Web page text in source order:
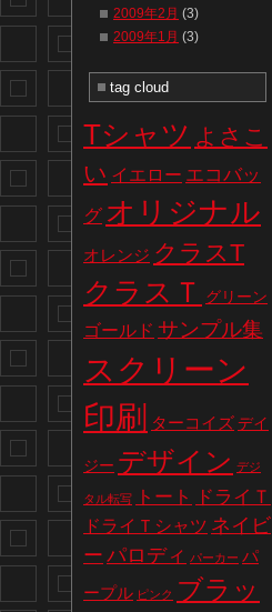
2009年2月 (3)
2009年1月 (3)
tag cloud
Tシャツ よさこ
い イエロー エコバッ
グ オリジナル
オレンジ クラスT
クラスＴ グリーン
ゴールド サンプル集
スクリーン
印刷
ターコイズ デイ
ジー デザイン デジ
タル転写 トート ドライＴ
ドライＴシャツ ネイビ
ー パロディ パーカー パ
ープル ピンク ブラッ